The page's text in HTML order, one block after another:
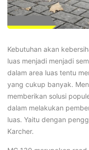
Kebutuhan akan
luas menjadi menjadi
dalam area luas tentu
yang cukup banyak.
memberikan solusi
dalam melakukan
luas. Yaitu dengan
Karcher.